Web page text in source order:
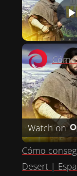
Watch on
Cómo
Desert |